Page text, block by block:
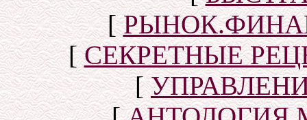
[
[СЕКРЕТНЫЕ
[